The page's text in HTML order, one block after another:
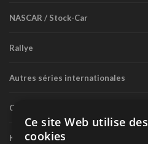
NASCAR / Stock-Car
Rallye
Autres séries internationales
Circuit routier canadien
Karting
Ce site Web utilise des
cookies